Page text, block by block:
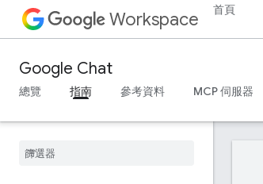
Workspace 首頁
Google Chat
總覽 指南 參考資料 MCP 伺服器